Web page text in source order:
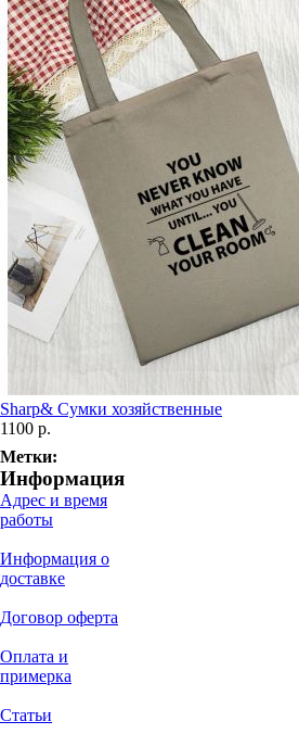
Sharp& Сумки хозяйственные
1100 р.
Метки:
Информация
Адрес и время
работы
Информация о
доставке
Договор оферта
Оплата и
примерка
Статьи